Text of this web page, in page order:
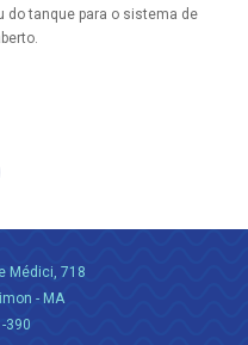
do tanque para o sistema de
Médici, 718
- MA
390